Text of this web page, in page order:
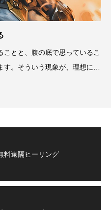
ことと、腹の底で思っているこ
。そういう現象が、理想に近
遠隔ヒーリング